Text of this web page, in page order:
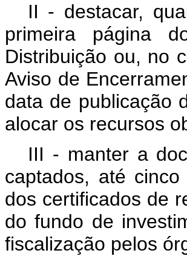
II - destacar,
primeira página
Distribuição ou, no
Aviso de
data de publicação
alocar os recursos
III - manter a
captados, até
dos certificados de
do fundo de
fiscalização pelos